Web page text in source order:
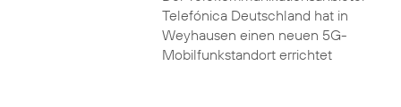
Telefónica Deutschland hat in
Weyhausen einen neuen 5G-
Mobilfunkstandort errichtet